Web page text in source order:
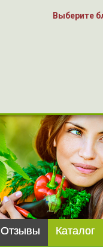
Выберите
Отзывы Каталог